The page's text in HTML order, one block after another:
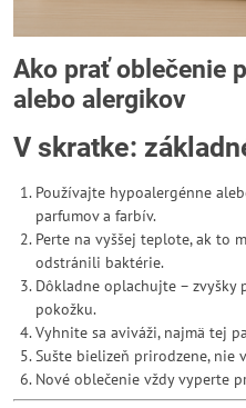
Ako prať oblečenie
alebo alergikov
V skratke:
Používajte hypoalergénne
parfumov a farbív.
Perte na vyššej teplote, ak to
odstránili baktérie.
Dôkladne oplachujte –
pokožku.
Vyhnite sa aviváži, najmä tej
Sušte bielizeň prirodzene, nie
Nové oblečenie vždy vyperte